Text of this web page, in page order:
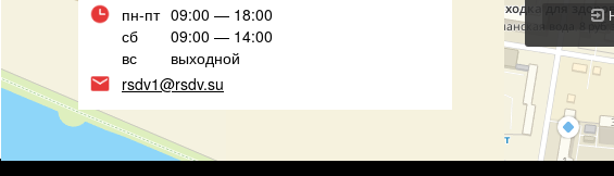
пн-пт 09:00 — 18:00
сб
09:00 — 14:00
вс
выходной
rsdv1@rsdv.su